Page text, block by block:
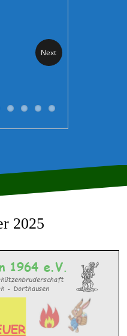
Next
2025
1964 e.V
Dorthausen